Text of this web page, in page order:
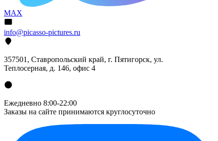
MAX
info@picasso-pictures.ru
357501, Ставропольский край, г. Пятигорск, ул.
Теплосерная, д. 146, офис 4
Ежедневно 8:00-22:00
Заказы на сайте принимаются круглосуточно